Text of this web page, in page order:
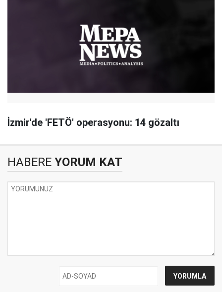
İzmir'de 'FETÖ' operasyonu: 14 gözaltı
HABERE YORUM KAT